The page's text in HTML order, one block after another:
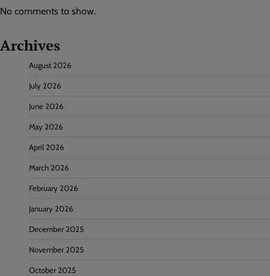
No comments to show.
Archives
August 2026
July 2026
June 2026
May 2026
April 2026
March 2026
February 2026
January 2026
December 2025
November 2025
October 2025